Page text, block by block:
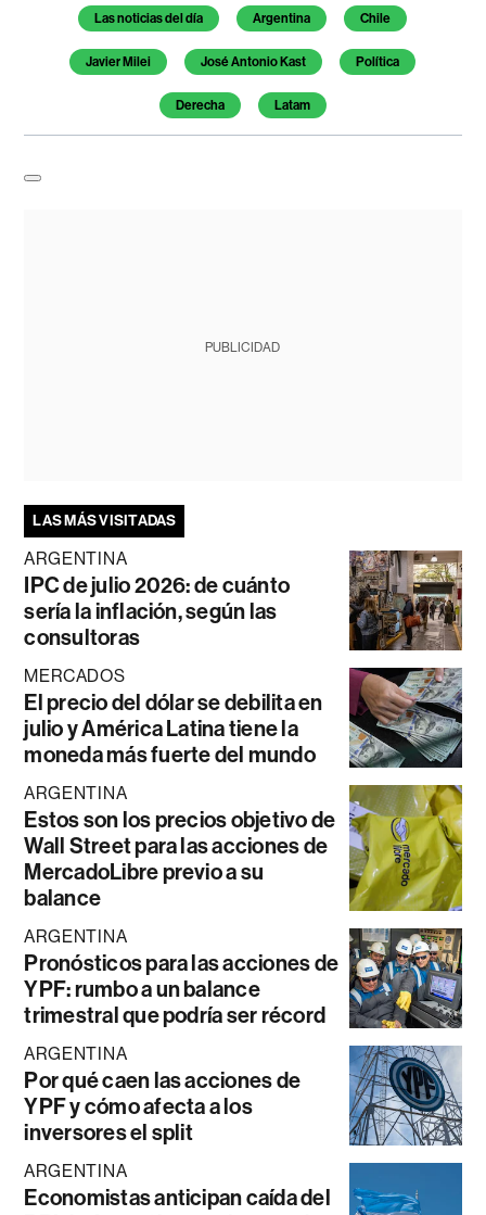
Temas de este artículo
Las noticias del día Argentina Chile
Javier Milei José Antonio Kast Política
Derecha Latam
PUBLICIDAD
LAS MÁS VISITADAS
ARGENTINA
IPC de julio 2026: de cuánto
sería la inflación, según las
consultoras
MERCADOS
El precio del dólar se debilita en
julio y América Latina tiene la
moneda más fuerte del mundo
ARGENTINA
Estos son los precios objetivo de
Wall Street para las acciones de
MercadoLibre previo a su
balance
ARGENTINA
Pronósticos para las acciones de
YPF: rumbo a un balance
trimestral que podría ser récord
ARGENTINA
Por qué caen las acciones de
YPF y cómo afecta a los
inversores el split
ARGENTINA
Economistas anticipan caída del